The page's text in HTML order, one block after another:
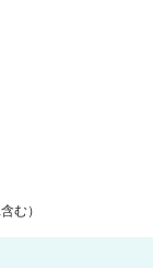
む）